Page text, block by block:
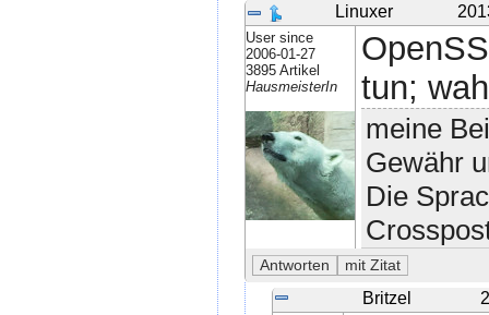
Linuxer
User since
2006-01-27
3895 Artikel
HausmeisterIn
tun;
meine
Gewähr
Die
Britzel